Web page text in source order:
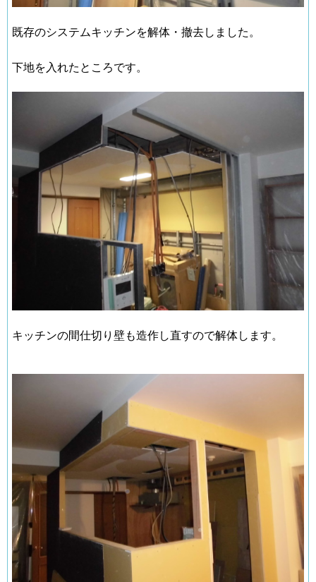
既存のシステムキッチンを解体・撤去しました。
下地を入れたところです。
キッチンの間仕切り壁も造作し直すので解体します。